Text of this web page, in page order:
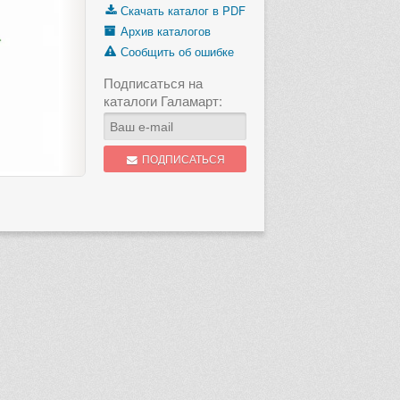
Скачать каталог в PDF
Архив каталогов
Сообщить об ошибке
Подписаться на
каталоги Галамарт:
ПОДПИСАТЬСЯ